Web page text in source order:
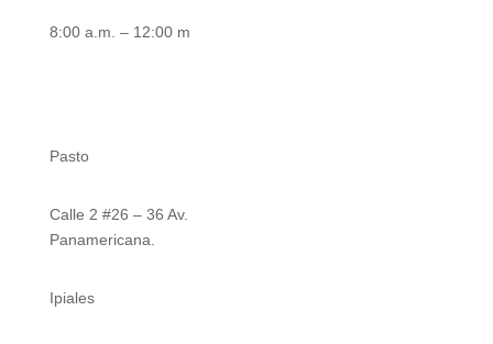
8:00 a.m. – 12:00 m
Pasto
Calle 2 #26 – 36 Av.
Panamericana.
Ipiales